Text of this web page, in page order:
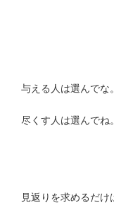
与える人は選んでな。
尽くす人は選んでね。
見返りを求めるだけ